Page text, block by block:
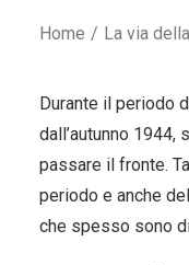
La cronologia
Ricerca
Home La via
Durante il periodo
dall’autunno
passare il fronte.
periodo e anche
che spesso sono